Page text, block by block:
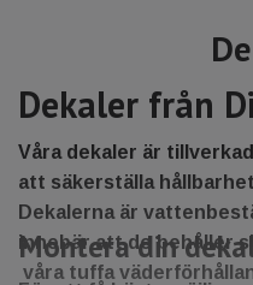
Dekaler från
Våra dekaler är
att säkerställa
Dekalerna är
innebär att de behåller
våra tuffa
Montera din